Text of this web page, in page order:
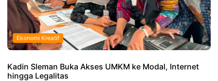
Ekonomi Kreatif
Kadin Sleman Buka Akses UMKM ke Modal, Internet
hingga Legalitas